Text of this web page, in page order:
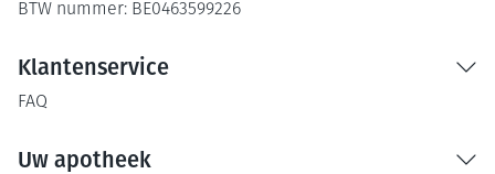
BTW nummer: BE0463599226
Klantenservice
FAQ
Uw apotheek